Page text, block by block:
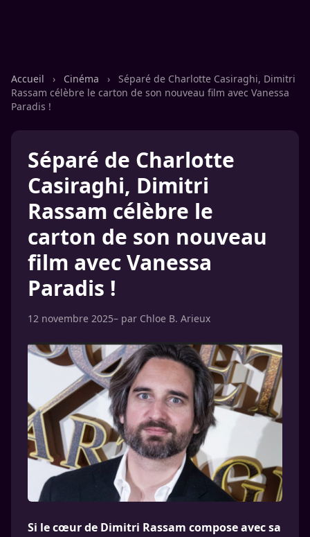
Accueil › Cinéma ›
Séparé de Charlotte Casiraghi, Dimitri
Rassam célèbre le carton de son nouveau film avec Vanessa
Paradis !
Séparé de Charlotte
Casiraghi, Dimitri
Rassam célèbre le
carton de son nouveau
film avec Vanessa
Paradis !
12 novembre 2025– par Chloe B. Arieux
Si le cœur de Dimitri Rassam compose avec sa